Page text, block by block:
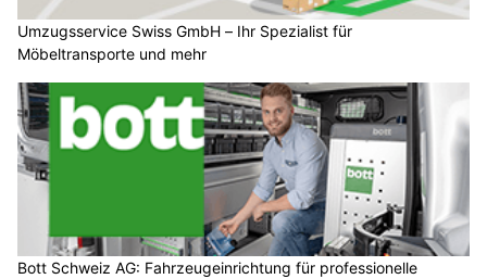
Umzugsservice Swiss GmbH – Ihr Spezialist für
Möbeltransporte und mehr
Bott Schweiz AG: Fahrzeugeinrichtung für professionelle